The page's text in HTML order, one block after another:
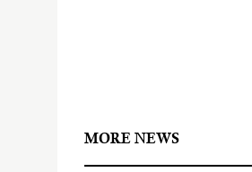
MORE NEWS